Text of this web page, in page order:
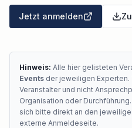
Jetzt anmelden
Hinweis: Alle hier gelisteten
Events der jeweiligen Experten.
Veranstalter und nicht
Organisation oder
sich bitte direkt an den
externe Anmeldeseite.